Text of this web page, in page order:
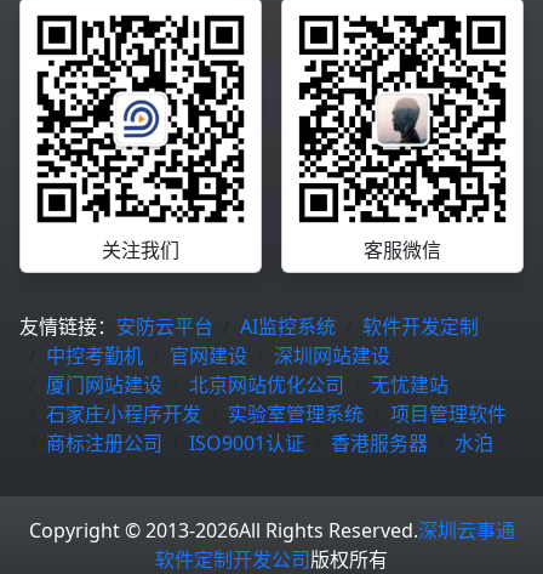
关注我们 客服微信
友情链接： 安防云平台 AI监控系统
软件开发定制
中控考勤机
官网建设
深圳网站建设
厦门网站建设
北京网站优化公司
无忧建站
石家庄小程序开发
实验室管理系统
项目管理软件
商标注册公司
ISO9001认证 香港服务器 水泊
Copyright © 2013-2026All Rights Reserved.深圳云事通
软件定制开发公司版权所有